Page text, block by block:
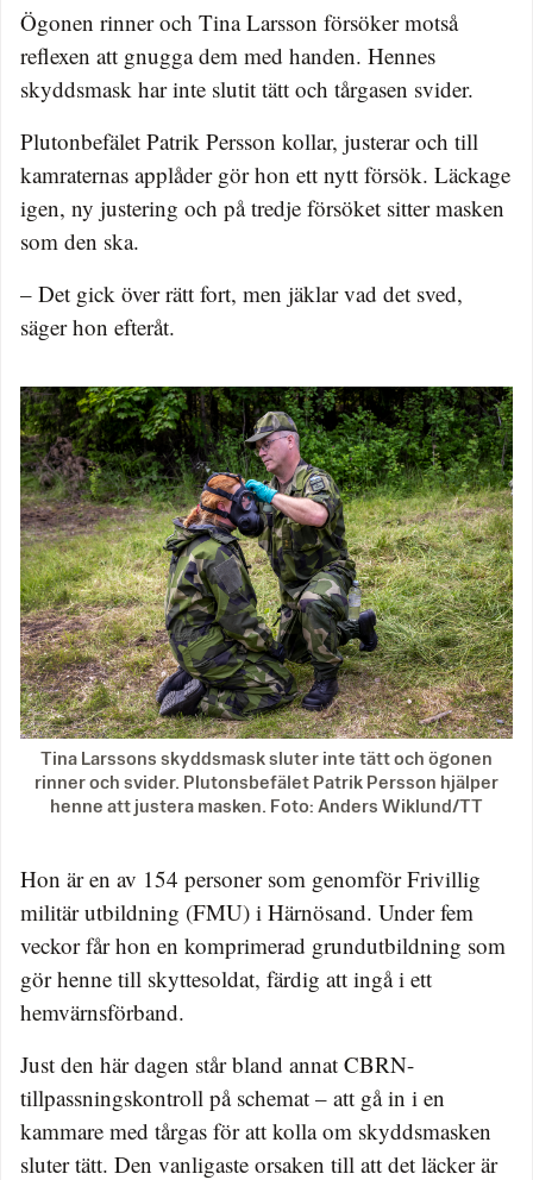
Ögonen rinner och Tina Larsson försöker motså
reflexen att gnugga dem med handen. Hennes
skyddsmask har inte slutit tätt och tårgasen svider.
Plutonbefälet Patrik Persson kollar, justerar och till
kamraternas applåder gör hon ett nytt försök. Läckage
igen, ny justering och på tredje försöket sitter masken
som den ska.
– Det gick över rätt fort, men jäklar vad det sved,
säger hon efteråt.
Tina Larssons skyddsmask sluter inte tätt och ögonen
rinner och svider. Plutonsbefälet Patrik Persson hjälper
henne att justera masken. Foto: Anders Wiklund/TT
Hon är en av 154 personer som genomför Frivillig
militär utbildning (FMU) i Härnösand. Under fem
veckor får hon en komprimerad grundutbildning som
gör henne till skyttesoldat, färdig att ingå i ett
hemvärnsförband.
Just den här dagen står bland annat CBRN-
tillpassningskontroll på schemat – att gå in i en
kammare med tårgas för att kolla om skyddsmasken
sluter tätt. Den vanligaste orsaken till att det läcker är